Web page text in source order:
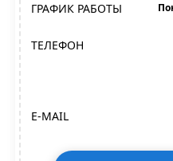
ГРАФИК РАБОТЫ
ТЕЛЕФОН
E-MAIL